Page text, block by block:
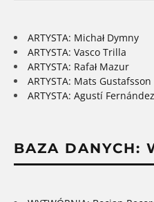
ARTYSTA: Michał Dymny
ARTYSTA: Vasco Trilla
ARTYSTA: Rafał Mazur
ARTYSTA: Mats Gustafsson
ARTYSTA: Agustí Fernández
BAZA DANYCH: